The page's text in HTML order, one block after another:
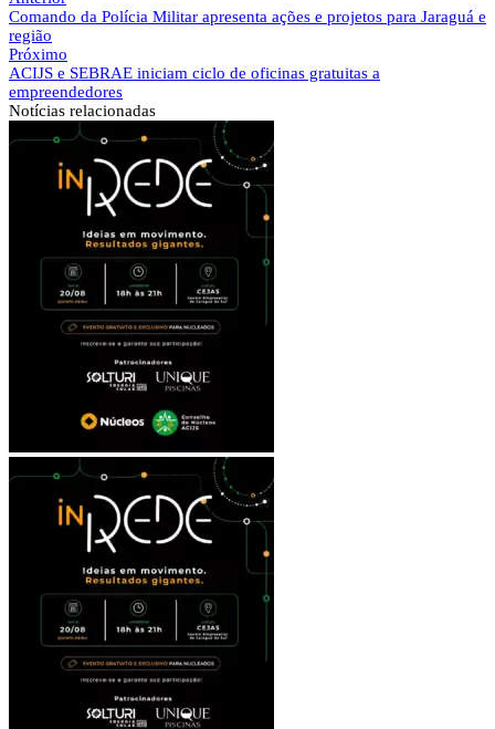
Comando da Polícia Militar apresenta ações e projetos para Jaraguá e
região
Próximo
ACIJS e SEBRAE iniciam ciclo de oficinas gratuitas a
empreendedores
Notícias relacionadas